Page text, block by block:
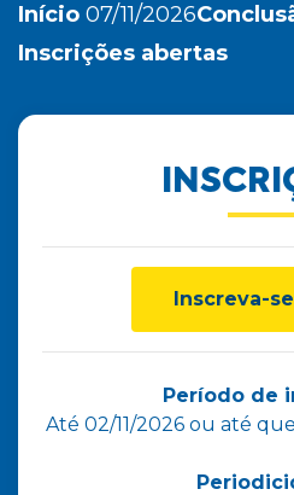
Início 07/11/2026
Inscrições abertas
Inscreva-
Período de
Até 02/11/2026 ou até